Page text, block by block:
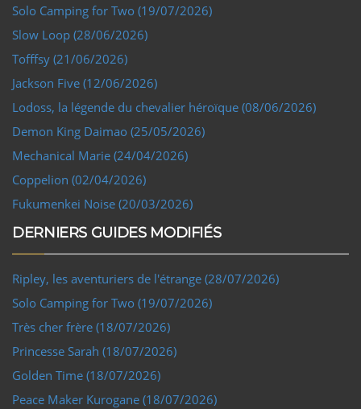
Solo Camping for Two (19/07/2026)
Slow Loop (28/06/2026)
Tofffsy (21/06/2026)
Jackson Five (12/06/2026)
Lodoss, la légende du chevalier héroïque (08/06/2026)
Demon King Daimao (25/05/2026)
Mechanical Marie (24/04/2026)
Coppelion (02/04/2026)
Fukumenkei Noise (20/03/2026)
DERNIERS GUIDES MODIFIÉS
Ripley, les aventuriers de l'étrange (28/07/2026)
Solo Camping for Two (19/07/2026)
Très cher frère (18/07/2026)
Princesse Sarah (18/07/2026)
Golden Time (18/07/2026)
Peace Maker Kurogane (18/07/2026)